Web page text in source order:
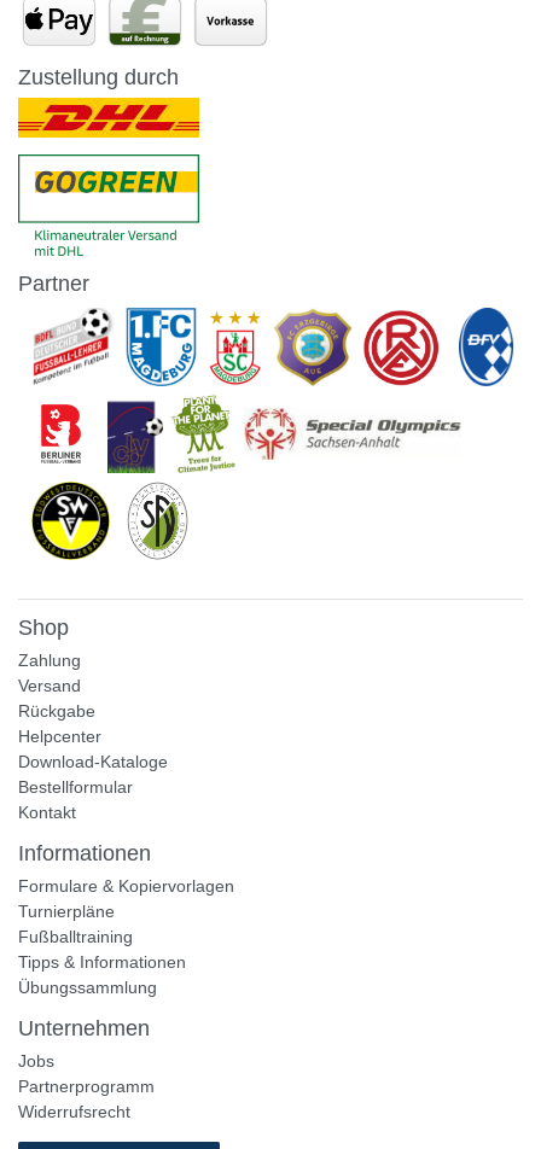
Zustellung durch
Partner
Shop
Zahlung
Versand
Rückgabe
Helpcenter
Download-Kataloge
Bestellformular
Kontakt
Informationen
Formulare & Kopiervorlagen
Turnierpläne
Fußballtraining
Tipps & Informationen
Übungssammlung
Unternehmen
Jobs
Partnerprogramm
Widerrufsrecht